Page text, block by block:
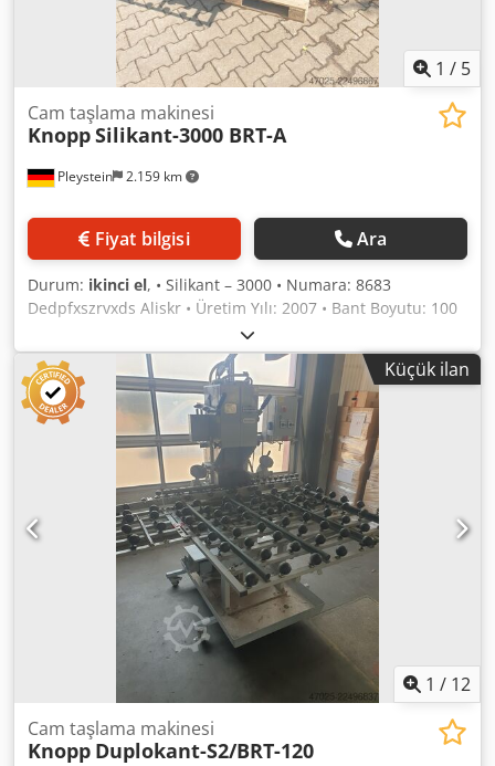
1 / 5
Pleystein 2.159 km
Cam taşlama makinesi
KnoppSilikant-3000 BRT-A
Fiyat bilgisi Ara
Durum: ikinci el, • Silikant – 3000 • Numara: 8683
Dedpfxszrvxds Aliskr • Üretim Yılı: 2007 • Bant Boyutu: 100
x 3000 mm • Zımpara bantları ve parlatma bantları ayrı
olarak satın alınabilir.
Küçük ilan
1 / 12
Cam taşlama makinesi
Knopp Duplokant-S2/BRT-120